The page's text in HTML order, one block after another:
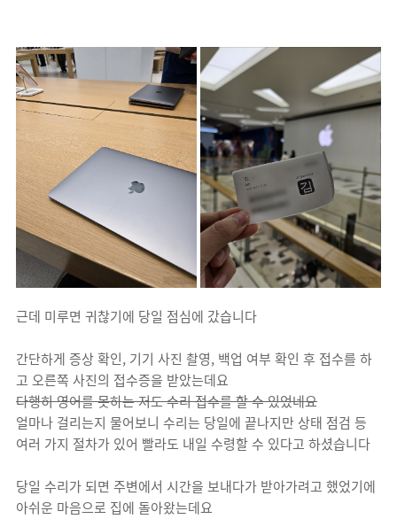
근데 미루면 귀찮기에 당일 점심에 갔습니다
간단하게 증상 확인, 기기 사진 촬영, 백업 여부 확인 후 접수를 하
고 오른쪽 사진의 접수증을 받았는데요
다행히 영어를 못하는 저도 수리 접수를 할 수 있었네요
얼마나 걸리는지 물어보니 수리는 당일에 끝나지만 상태 점검 등
여러 가지 절차가 있어 빨라도 내일 수령할 수 있다고 하셨습니다
당일 수리가 되면 주변에서 시간을 보내다가 받아가려고 했었기에
아쉬운 마음으로 집에 돌아왔는데요